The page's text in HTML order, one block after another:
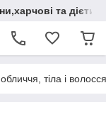
та
тіла і